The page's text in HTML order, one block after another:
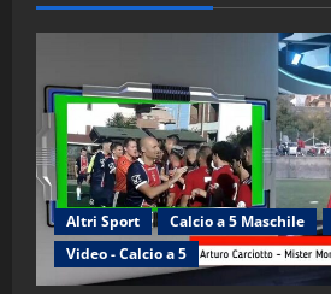
Altri Sport Calcio a 5 Maschile
Video - Calcio a 5